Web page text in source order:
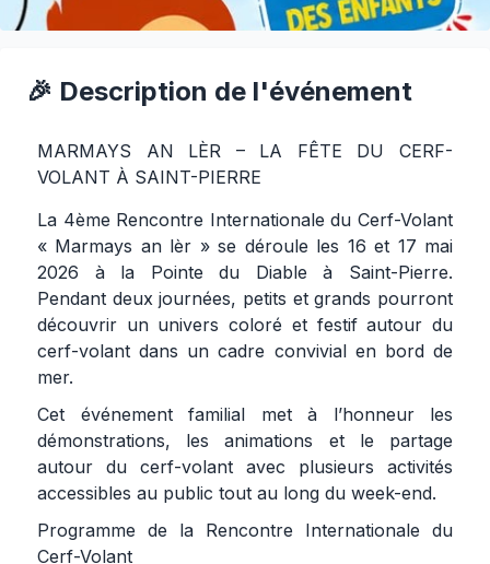
🎉 Description de l'événement
MARMAYS AN LÈR – LA FÊTE DU CERF-
VOLANT À SAINT-PIERRE
La 4ème Rencontre Internationale du Cerf-Volant
« Marmays an lèr » se déroule les 16 et 17 mai
2026 à la Pointe du Diable à Saint-Pierre.
Pendant deux journées, petits et grands pourront
découvrir un univers coloré et festif autour du
cerf-volant dans un cadre convivial en bord de
mer.
Cet événement familial met à l’honneur les
démonstrations, les animations et le partage
autour du cerf-volant avec plusieurs activités
accessibles au public tout au long du week-end.
Programme de la Rencontre Internationale du
Cerf-Volant